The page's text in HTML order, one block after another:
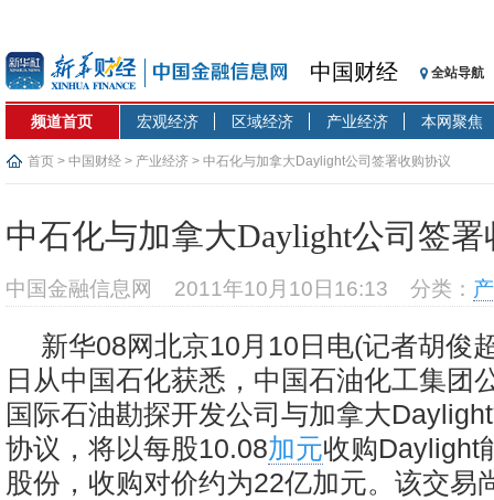
中国财经 全站导航
频道首页 宏观经济 区域经济 产业经济 本网聚焦
首页 > 中国财经 > 产业经济 > 中石化与加拿大Daylight公司签署收购协议
中石化与加拿大Daylight公司签
中国金融信息网 2011年10月10日16:13 分类：
新华08网北京10月10日电(记者胡俊
日从中国石化获悉，中国石油化工集团
国际石油勘探开发公司与加拿大
协议，将以每股10.08加元收购Daylight
股份，收购对价约为22亿加元。该交易